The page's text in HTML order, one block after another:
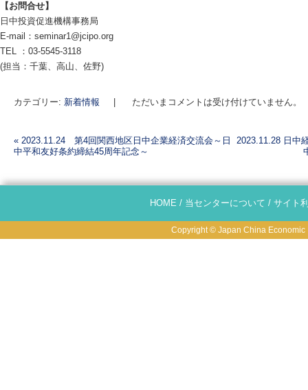
【お問合せ】
日中投資促進機構事務局
E-mail：seminar1@jcipo.org
TEL ：03-5545-3118
(担当：千葉、高山、佐野)
カテゴリー: 新着情報 ただいまコメントは受け付けていません。
投稿ナビゲーション
« 2023.11.24 第4回関西地区日中企業経済交流会～日
中平和友好条約締結45周年記念～
2023.11.28 日中
HOME / 当センターについて / サイト
Copyright © Japan China